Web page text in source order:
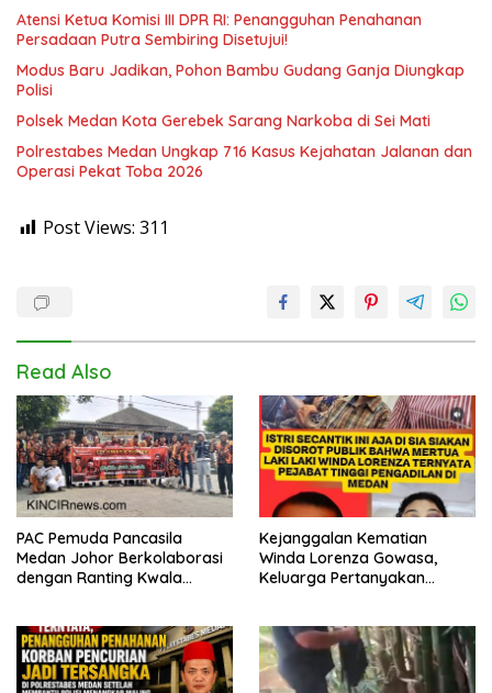
Atensi Ketua Komisi III DPR RI: Penangguhan Penahanan
Persadaan Putra Sembiring Disetujui!
Modus Baru Jadikan, Pohon Bambu Gudang Ganja Diungkap
Polisi
Polsek Medan Kota Gerebek Sarang Narkoba di Sei Mati
Polrestabes Medan Ungkap 716 Kasus Kejahatan Jalanan dan
Operasi Pekat Toba 2026
Post Views: 311
Read Also
PAC Pemuda Pancasila
Medan Johor Berkolaborasi
dengan Ranting Kwala
Jemaah dan Pengguna Jalan
Kejanggalan Kematian
Winda Lorenza Gowasa,
Keluarga Pertanyakan